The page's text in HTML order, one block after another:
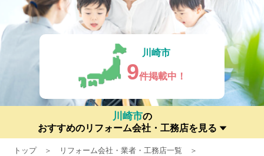
川崎市
9件掲載中！
川崎市の
おすすめのリフォーム会社・工務店を見る
トップ
リフォーム会社・業者・工務店一覧